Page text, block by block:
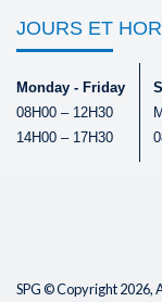
JOURS ET
Monday - Friday
08H00 – 12H30
14H00 – 17H30
SPG © Copyright 2026,